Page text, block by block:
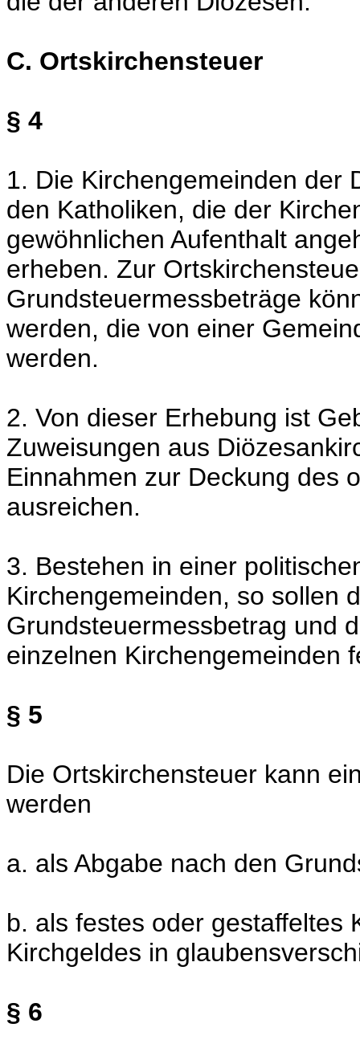
C. Ortskirchensteuer
§ 4
1. Die Kirchengemeinden der
den Katholiken, die der
gewöhnlichen Aufenthalt
erheben. Zur
Grundsteuermessbeträge
werden, die von einer
werden.
2. Von dieser Erhebung ist
Zuweisungen aus
Einnahmen zur Deckung des
ausreichen.
3. Bestehen in einer
Kirchengemeinden, so sollen
Grundsteuermessbetrag und
einzelnen Kirchengemeinden
§ 5
Die Ortskirchensteuer kann
werden
a. als Abgabe nach den
b. als festes oder gestaffeltes
Kirchgeldes in
§ 6